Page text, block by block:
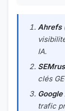
Ahrefs
IA.
clés
trafic